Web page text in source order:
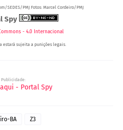
SEDES/PMJ Fotos: Marcel Cordeiro/PMJ
Spy
- 4.0 Internacional
estará sujeita a punições legais.
Publicidade:
BA Z3